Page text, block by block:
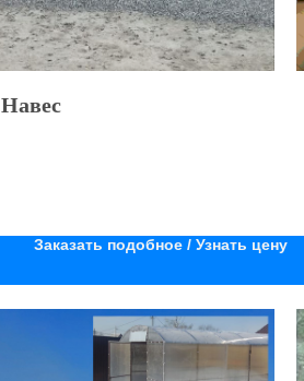
Навес
Заказать подобное / Узнать цену